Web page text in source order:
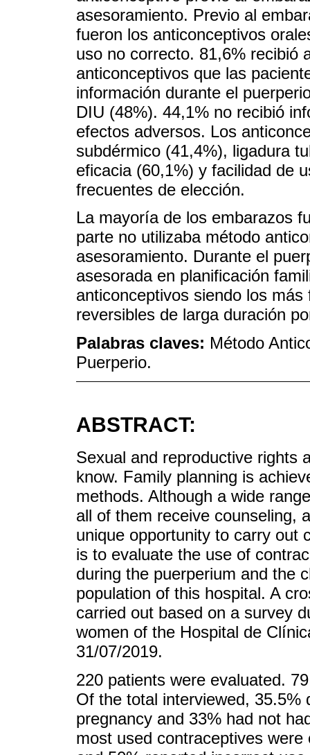
asesoramiento. Previo al
fueron los anticonceptivos
uso no correcto. 81,6% recibió
anticonceptivos que las
información durante el
DIU (48%). 44,1% no recibió
efectos adversos. Los
subdérmico (41,4%), ligadura
eficacia (60,1%) y facilidad de
frecuentes de elección.
La mayoría de los embarazos
parte no utilizaba método
asesoramiento. Durante el
asesorada en planificación
anticonceptivos siendo los
reversibles de larga duración
Palabras claves: Método
Puerperio.
ABSTRACT:
Sexual and reproductive rights
know. Family planning is
methods. Although a wide
all of them receive counseling,
unique opportunity to carry out
is to evaluate the use of
during the puerperium and the
population of this hospital. A
carried out based on a survey
women of the Hospital de
31/07/2019.
220 patients were evaluated.
Of the total interviewed, 35.5%
pregnancy and 33% had not
most used contraceptives